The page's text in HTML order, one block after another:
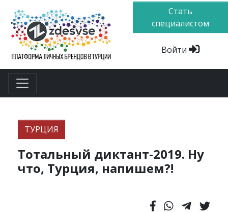
Стать
специалистом
Войти
ТУРЦИЯ
Тотальный диктант-2019. Ну
что, Турция, напишем?!